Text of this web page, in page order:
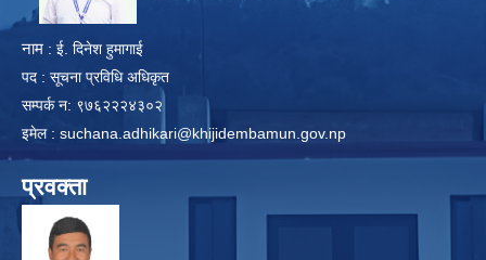
नाम : ई. दिनेश हुमागाई
पद : सूचना प्रविधि अधिकृत
सम्पर्क न: ९७६२२२४३०२
इमेल : suchana.adhikari@khijidembamun.gov.np
प्रवक्ता